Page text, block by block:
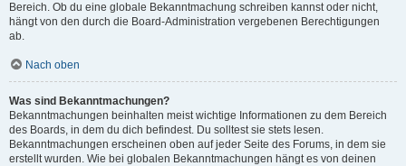
Bereich. Ob du eine globale Bekanntmachung schreiben kannst oder nicht,
hängt von den durch die Board-Administration vergebenen Berechtigungen
ab.
Nach oben
Was sind Bekanntmachungen?
Bekanntmachungen beinhalten meist wichtige Informationen zu dem Bereich
des Boards, in dem du dich befindest. Du solltest sie stets lesen.
Bekanntmachungen erscheinen oben auf jeder Seite des Forums, in dem sie
erstellt wurden. Wie bei globalen Bekanntmachungen hängt es von deinen